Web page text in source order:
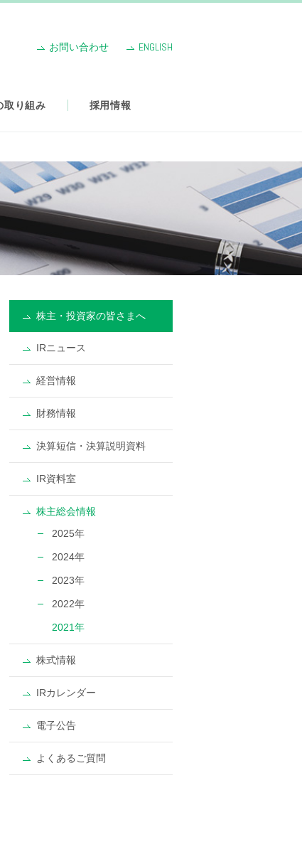
お問い合わせ ENGLISH
取り組み 採用情報
株主・投資家の皆さまへ
IRニュース
経営情報
財務情報
決算短信・決算説明資料
IR資料室
株主総会情報
2025年
2024年
2023年
2022年
2021年
株式情報
IRカレンダー
電子公告
よくあるご質問